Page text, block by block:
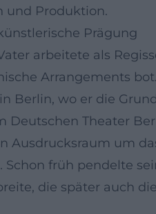
und Produktion.
Prägung
arbeitete als
Arrangements
Berlin, wo er die
Theater
Ausdrucksraum um
früh pendelte
die später auch